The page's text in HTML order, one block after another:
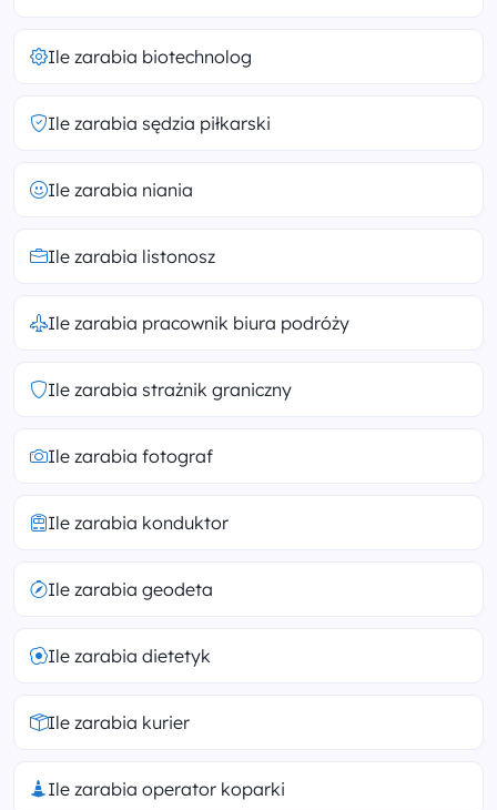
Ile zarabia biotechnolog
Ile zarabia sędzia piłkarski
Ile zarabia niania
Ile zarabia listonosz
Ile zarabia pracownik biura podróży
Ile zarabia strażnik graniczny
Ile zarabia fotograf
Ile zarabia konduktor
Ile zarabia geodeta
Ile zarabia dietetyk
Ile zarabia kurier
Ile zarabia operator koparki